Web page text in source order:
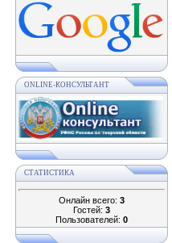
ONLINE-КОНСУЛЬТАНТ
СТАТИСТИКА
Онлайн всего: 3
Гостей: 3
Пользователей: 0